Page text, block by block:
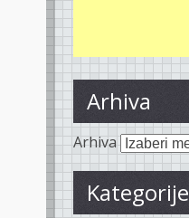
Arhiva
Arhiva
Kategorije